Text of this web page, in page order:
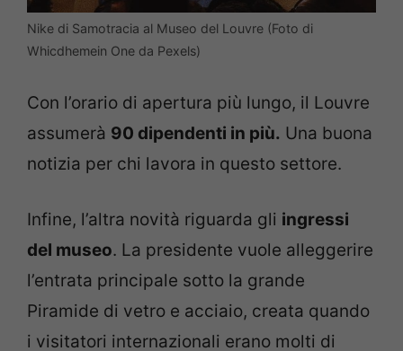
Nike di Samotracia al Museo del Louvre (Foto di
Whicdhemein One da Pexels)
Con l’orario di apertura più lungo, il Louvre
assumerà 90 dipendenti in più. Una buona
notizia per chi lavora in questo settore.
Infine, l’altra novità riguarda gli ingressi
del museo. La presidente vuole alleggerire
l’entrata principale sotto la grande
Piramide di vetro e acciaio, creata quando
i visitatori internazionali erano molti di